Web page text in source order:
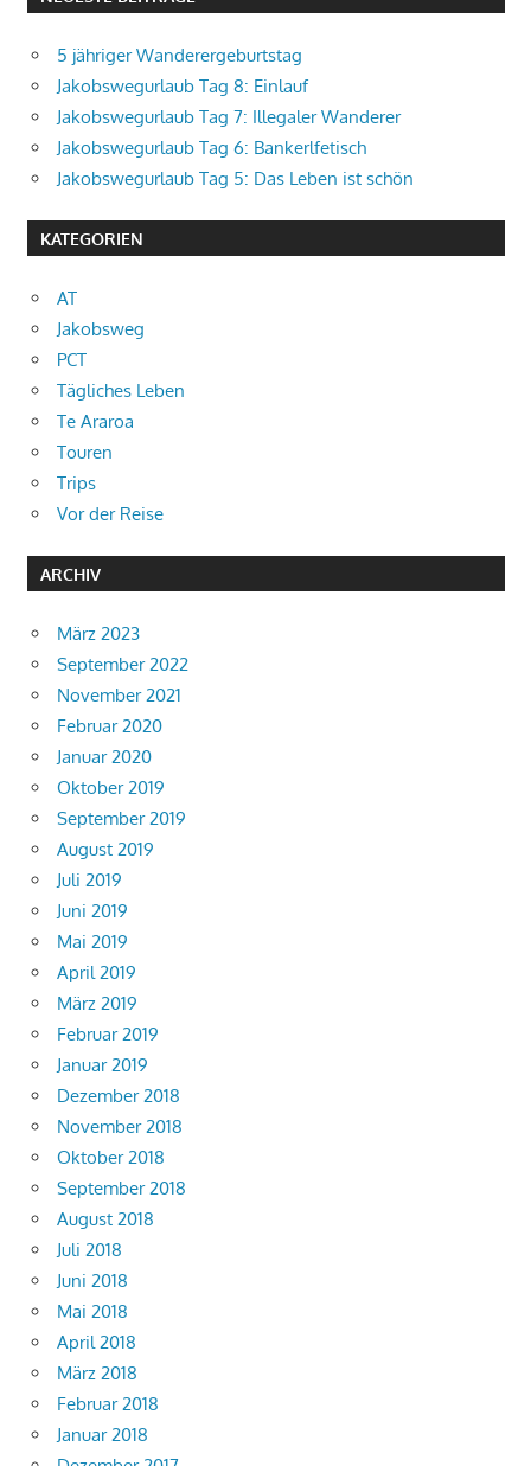
5 jähriger Wanderergeburtstag
Jakobswegurlaub Tag 8: Einlauf
Jakobswegurlaub Tag 7: Illegaler Wanderer
Jakobswegurlaub Tag 6: Bankerlfetisch
Jakobswegurlaub Tag 5: Das Leben ist schön
KATEGORIEN
AT
Jakobsweg
PCT
Tägliches Leben
Te Araroa
Touren
Trips
Vor der Reise
ARCHIV
März 2023
September 2022
November 2021
Februar 2020
Januar 2020
Oktober 2019
September 2019
August 2019
Juli 2019
Juni 2019
Mai 2019
April 2019
März 2019
Februar 2019
Januar 2019
Dezember 2018
November 2018
Oktober 2018
September 2018
August 2018
Juli 2018
Juni 2018
Mai 2018
April 2018
März 2018
Februar 2018
Januar 2018